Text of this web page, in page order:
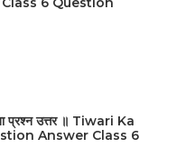
प्रश्न उत्तर ॥ Tiwari Ka
Answer Class 6